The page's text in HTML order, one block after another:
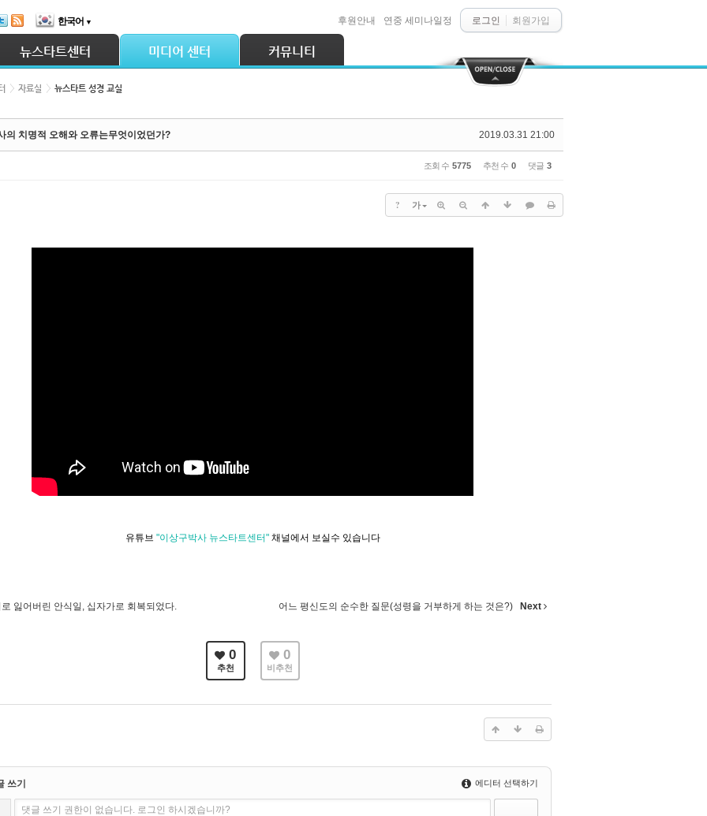
한국어 ▼ 로그인 회원가입
후원안내 연중 세미나일정
뉴스타트센터 미디어 센터 커뮤니티
자료실 뉴스타트 성경 교실
2019.03.31 21:00
의 치명적 오해와 오류는무엇이었던가?
조회 수 5775 추천 수 0 댓글 3
? 가
유튜브 "이상구박사 뉴스타트센터"채널에서 보실수 있습니다
잃어버린 안식일, 십자가로 회복되었다. 어느 평신도의 순수한 질문(성령을 거부하게 하는 것은?) Next
0
추천
0
비추천
쓰기 에디터 선택하기
댓글 쓰기 권한이 없습니다. 로그인 하시겠습니까?